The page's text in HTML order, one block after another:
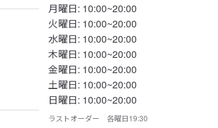
月曜日: 10:00~20:00
火曜日: 10:00~20:00
水曜日: 10:00~20:00
木曜日: 10:00~20:00
金曜日: 10:00~20:00
土曜日: 10:00~20:00
日曜日: 10:00~20:00
ラストオーダー 各曜日19:30